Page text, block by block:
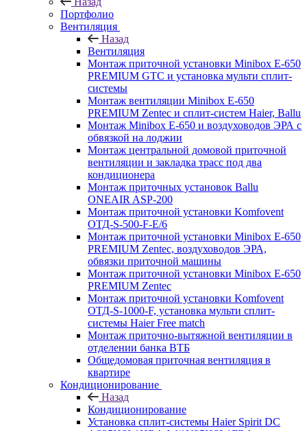
Портфолио
Вентиляция
Назад
Вентиляция
Монтаж приточной установки Minibox E-650
PREMIUM GTC и установка мульти сплит-
системы
Монтаж вентиляции Minibox E-650
PREMIUM Zentec и сплит-систем Haier, Ballu
Монтаж Minibox E-650 и воздуховодов ЭРА с
обвязкой на лоджии
Монтаж центральной домовой приточной
вентиляции и закладка трасс под два
кондиционера
Монтаж приточных установок Ballu
ONEAIR ASP-200
Монтаж приточной установки Komfovent
ОТД-S-500-F-E/6
Монтаж приточной установки Minibox E-650
PREMIUM Zentec, воздуховодов ЭРА,
обвязки приточной машины
Монтаж приточной установки Minibox E-650
PREMIUM Zentec
Монтаж приточной установки Komfovent
ОТД-S-1000-F, установка мульти сплит-
системы Haier Free match
Монтаж приточно-вытяжной вентиляции в
отделении банка ВТБ
Общедомовая приточная вентиляция в
квартире
Кондиционирование
Назад
Кондиционирование
Установка сплит-системы Haier Spirit DC